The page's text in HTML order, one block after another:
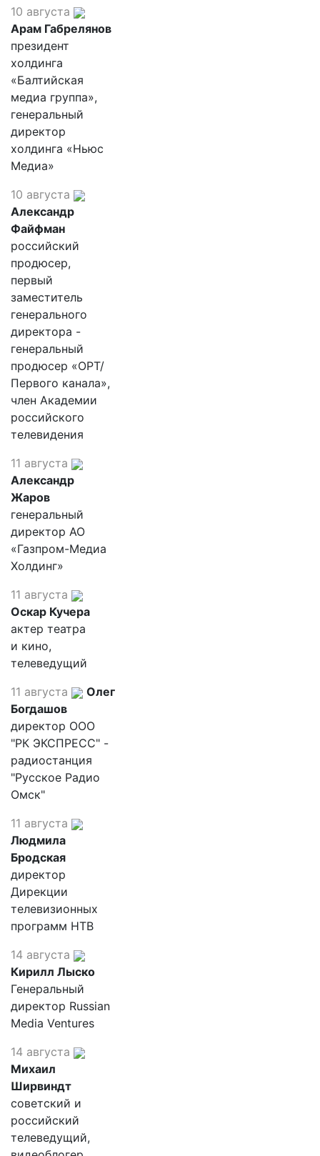
10 августа
Арам Габрелянов
президент
холдинга
«Балтийская
медиа группа»,
генеральный
директор
холдинга «Ньюс
Медиа»
10 августа
Александр
Файфман
российский
продюсер,
первый
заместитель
генерального
директора -
генеральный
продюсер «ОРТ/
Первого канала»,
член Академии
российского
телевидения
11 августа
Александр
Жаров
генеральный
директор АО
«Газпром-Медиа
Холдинг»
11 августа
Оскар Кучера
актер театра
и кино,
телеведущий
11 августа
Олег
Богдашов
директор ООО
"РК ЭКСПРЕСС" -
радиостанция
"Русское Радио
Омск"
11 августа
Людмила
Бродская
директор
Дирекции
телевизионных
программ НТВ
14 августа
Кирилл Лыско
Генеральный
директор Russian
Media Ventures
14 августа
Михаил
Ширвиндт
советский и
российский
телеведущий,